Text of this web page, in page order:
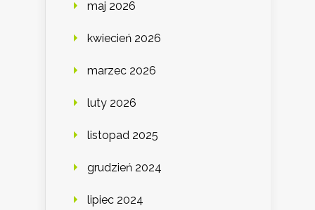
maj 2026
kwiecień 2026
marzec 2026
luty 2026
listopad 2025
grudzień 2024
lipiec 2024